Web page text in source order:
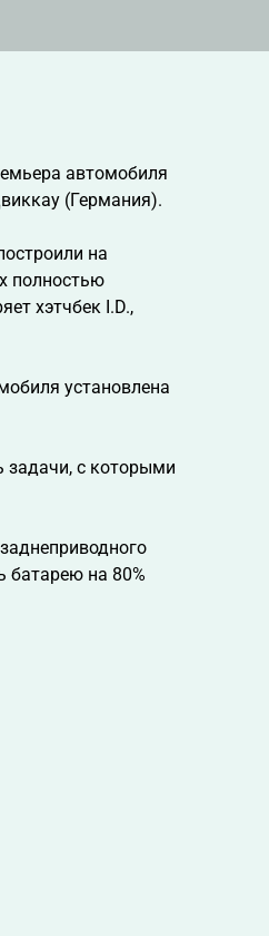
автомобиля
(Германия).
на
полностью
хэтчбек I.D.,
установлена
задачи, с которыми
батарею на 80%